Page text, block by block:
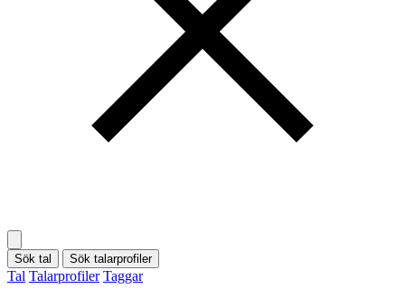
Sök tal Sök talarprofiler
Tal Talarprofiler Taggar